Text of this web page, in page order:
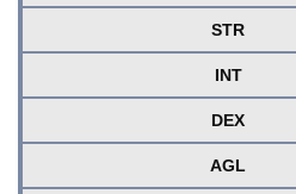
STR
INT
DEX
AGL